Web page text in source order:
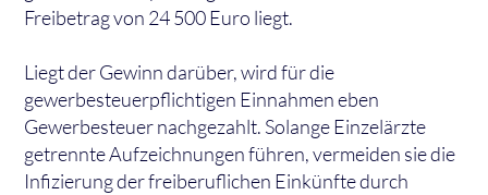
Freibetrag von 24 500 Euro liegt.
Liegt der Gewinn darüber, wird für die
gewerbesteuerpflichtigen Einnahmen eben
Gewerbesteuer nachgezahlt. Solange Einzelärzte
getrennte Aufzeichnungen führen, vermeiden sie die
Infizierung der freiberuflichen Einkünfte durch